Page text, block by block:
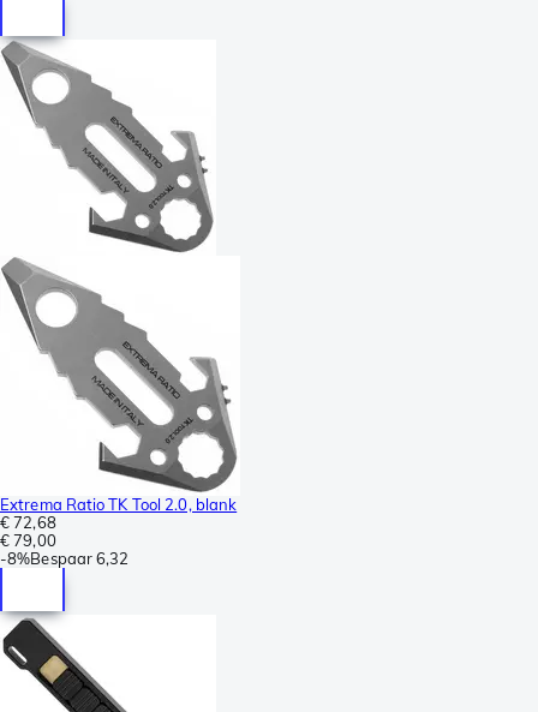
Extrema Ratio TK Tool 2.0, blank
€ 72,68
€ 79,00
-8%Bespaar6,32